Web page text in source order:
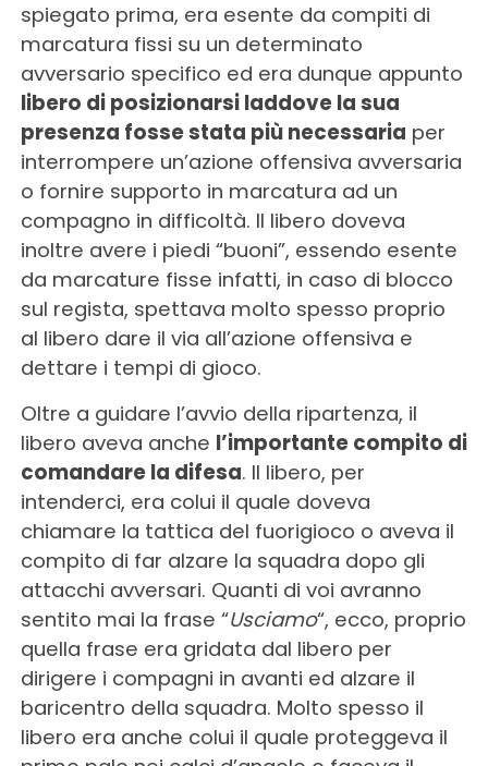
spiegato prima, era esente da compiti di
marcatura fissi su un determinato
avversario specifico ed era dunque appunto
libero di posizionarsi laddove la sua
presenza fosse stata più necessaria per
interrompere un’azione offensiva avversaria
o fornire supporto in marcatura ad un
compagno in difficoltà. Il libero doveva
inoltre avere i piedi “buoni”, essendo esente
da marcature fisse infatti, in caso di blocco
sul regista, spettava molto spesso proprio
al libero dare il via all’azione offensiva e
dettare i tempi di gioco.
Oltre a guidare l’avvio della ripartenza, il
libero aveva anche l’importante compito di
comandare la difesa. Il libero, per
intenderci, era colui il quale doveva
chiamare la tattica del fuorigioco o aveva il
compito di far alzare la squadra dopo gli
attacchi avversari. Quanti di voi avranno
sentito mai la frase “Usciamo“, ecco, proprio
quella frase era gridata dal libero per
dirigere i compagni in avanti ed alzare il
baricentro della squadra. Molto spesso il
libero era anche colui il quale proteggeva il